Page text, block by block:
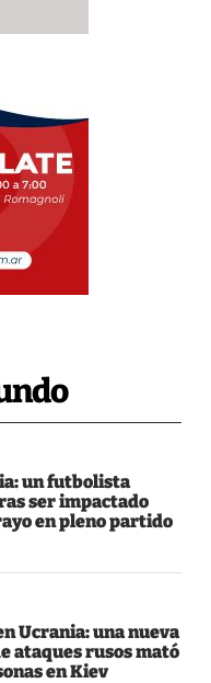
un futbolista
ser impactado
en pleno partido
Ucrania: una nueva
ataques rusos mató
en Kiev